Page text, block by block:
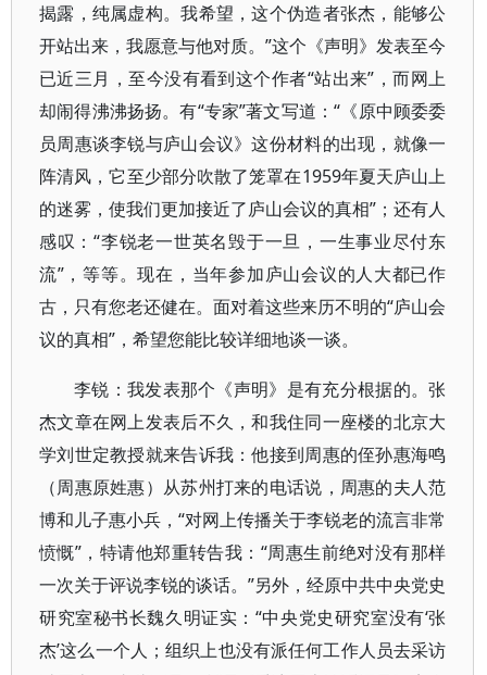
揭露，纯属虚构。我希望，这个伪造者张杰，能够公
开站出来，我愿意与他对质。”这个《声明》发表至今
已近三月，至今没有看到这个作者“站出来”，而网上
却闹得沸沸扬扬。有“专家”著文写道：“《原中顾委委
员周惠谈李锐与庐山会议》这份材料的出现，就像一
阵清风，它至少部分吹散了笼罩在1959年夏天庐山上
的迷雾，使我们更加接近了庐山会议的真相”；还有人
感叹：“李锐老一世英名毁于一旦，一生事业尽付东
流”，等等。现在，当年参加庐山会议的人大都已作
古，只有您老还健在。面对着这些来历不明的“庐山会
议的真相”，希望您能比较详细地谈一谈。
李锐：我发表那个《声明》是有充分根据的。张
杰文章在网上发表后不久，和我住同一座楼的北京大
学刘世定教授就来告诉我：他接到周惠的侄孙惠海鸣
（周惠原姓惠）从苏州打来的电话说，周惠的夫人范
博和儿子惠小兵，“对网上传播关于李锐老的流言非常
愤慨”，特请他郑重转告我：“周惠生前绝对没有那样
一次关于评说李锐的谈话。”另外，经原中共中央党史
研究室秘书长魏久明证实：“中央党史研究室没有‘张
杰’这么一个人；组织上也没有派任何工作人员去采访